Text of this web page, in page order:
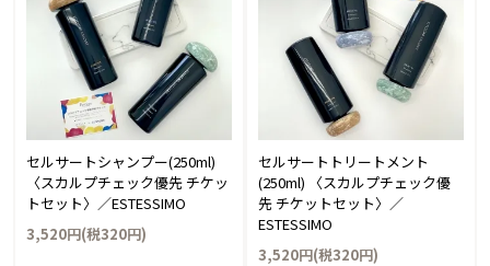
セルサートシャンプー(250ml)
〈スカルプチェック優先 チケッ
トセット〉／ESTESSIMO
3,520円(税320円)
セルサートトリートメント
(250ml) 〈スカルプチェック優
先 チケットセット〉／
ESTESSIMO
3,520円(税320円)